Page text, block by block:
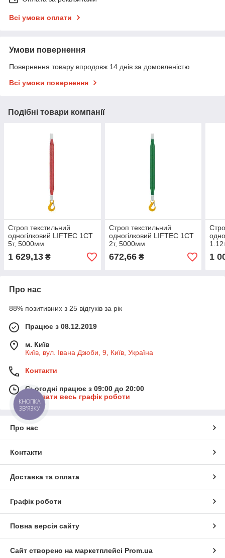
Всі умови оплати
Умови повернення
Повернення товару впродовж 14 днів за домовленістю
Всі умови повернення
Подібні товари компанії
Строп текстильний
одногілковий LIFTEC 1СТ
5т, 5000мм
1 629,13 ₴
Строп текстильний
одногілковий LIFTEC 1СТ
2т, 5000мм
672,66₴ 1
Про нас
88% позитивних з 25 відгуків за рік
Працює з 08.12.2019
м. Київ
Київ, вул. Івана Дзюби, 9, Київ, Україна
Контакти
Сьогодні працює з 09:00 до 20:00
Показати весь графік роботи
Про нас
Контакти
Доставка та оплата
Графік роботи
Повна версія сайту
Сайт створено на маркетплейсі Prom.ua
КНОПКА
ЗВ'ЯЗКУ